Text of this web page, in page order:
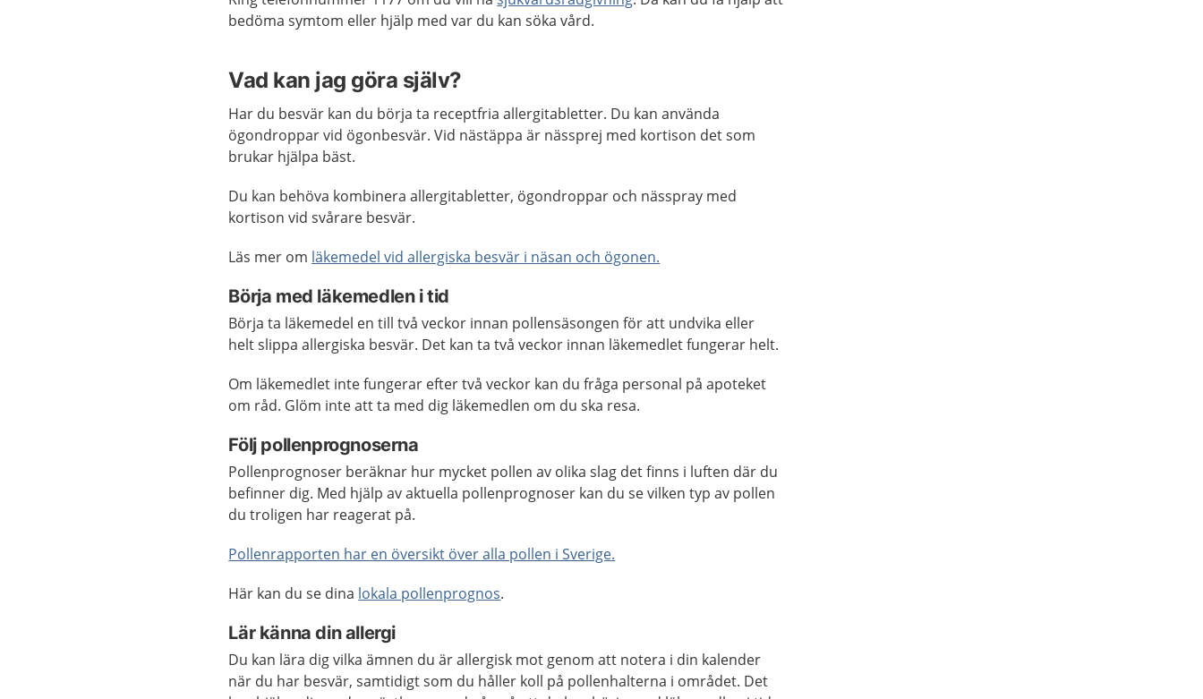
bedöma symtom eller hjälp med var du kan söka vård.
Vad kan jag göra själv?
Har du besvär kan du börja ta receptfria allergitabletter. Du kan använda
ögondroppar vid ögonbesvär. Vid nästäppa är nässprej med kortison det som
brukar hjälpa bäst.
Du kan behöva kombinera allergitabletter, ögondroppar och nässpray med
kortison vid svårare besvär.
Läs mer om läkemedel vid allergiska besvär i näsan och ögonen.
Börja med läkemedlen i tid
Börja ta läkemedel en till två veckor innan pollensäsongen för att undvika eller
helt slippa allergiska besvär. Det kan ta två veckor innan läkemedlet fungerar helt.
Om läkemedlet inte fungerar efter två veckor kan du fråga personal på apoteket
om råd. Glöm inte att ta med dig läkemedlen om du ska resa.
Följ pollenprognoserna
Pollenprognoser beräknar hur mycket pollen av olika slag det finns i luften där du
befinner dig. Med hjälp av aktuella pollenprognoser kan du se vilken typ av pollen
du troligen har reagerat på.
Pollenrapporten har en översikt över alla pollen i Sverige.
Här kan du se dina lokala pollenprognos.
Lär känna din allergi
Du kan lära dig vilka ämnen du är allergisk mot genom att notera i din kalender
när du har besvär, samtidigt som du håller koll på pollenhalterna i området. Det